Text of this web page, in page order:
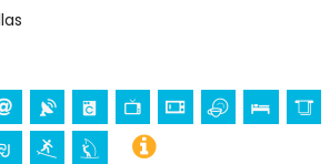
de la Luz
Petri) (a menos de 5 kilómetros del
Bautista), monumento (Torre-Arquillo
y lugar histórico (Ermita de Santa